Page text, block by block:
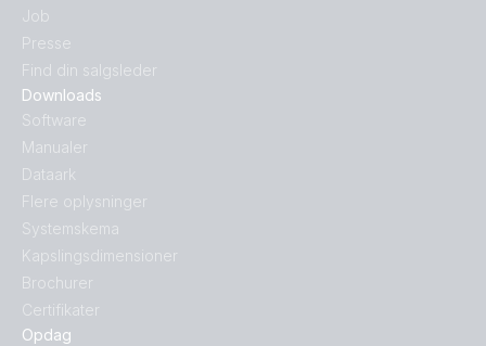
Opdag
Downloads
Software
Manualer
Dataark
Flere oplysninger
Systemskema
Kapslingsdimensioner
Brochurer
Certifikater
Job
Presse
Find din salgsleder